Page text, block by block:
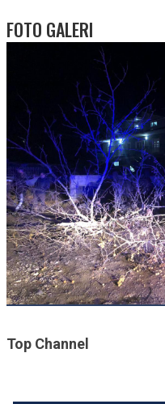
FOTO GALERI
Top Channel